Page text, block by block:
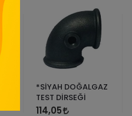
*SİYAH DOĞALGAZ
TEST DİRSEĞİ
114,05